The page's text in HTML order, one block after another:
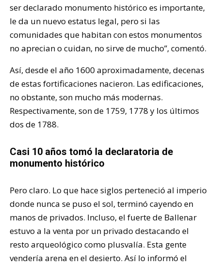
ser declarado monumento histórico es importante,
le da un nuevo estatus legal, pero si las
comunidades que habitan con estos monumentos
no aprecian o cuidan, no sirve de mucho”, comentó.
Así, desde el año 1600 aproximadamente, decenas
de estas fortificaciones nacieron. Las edificaciones,
no obstante, son mucho más modernas.
Respectivamente, son de 1759, 1778 y los últimos
dos de 1788.
Casi 10 años tomó la declaratoria de
monumento histórico
Pero claro. Lo que hace siglos perteneció al imperio
donde nunca se puso el sol, terminó cayendo en
manos de privados. Incluso, el fuerte de Ballenar
estuvo a la venta por un privado destacando el
resto arqueológico como plusvalía. Esta gente
vendería arena en el desierto. Así lo informó el